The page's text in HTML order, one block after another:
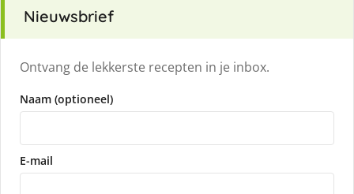
Nieuwsbrief
Ontvang de lekkerste recepten in je inbox.
Naam (optioneel)
E-mail